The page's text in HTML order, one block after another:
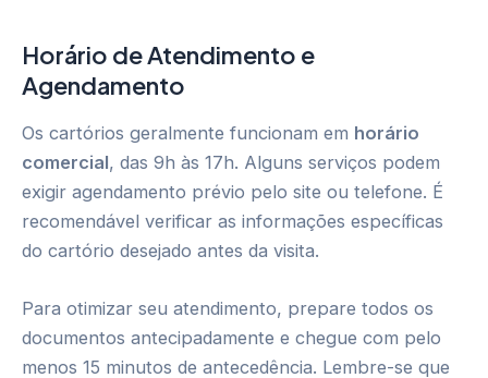
Horário de Atendimento e
Agendamento
Os cartórios geralmente funcionam em horário
comercial, das 9h às 17h. Alguns serviços podem
exigir agendamento prévio pelo site ou telefone. É
recomendável verificar as informações específicas
do cartório desejado antes da visita.
Para otimizar seu atendimento, prepare todos os
documentos antecipadamente e chegue com pelo
menos 15 minutos de antecedência. Lembre-se que